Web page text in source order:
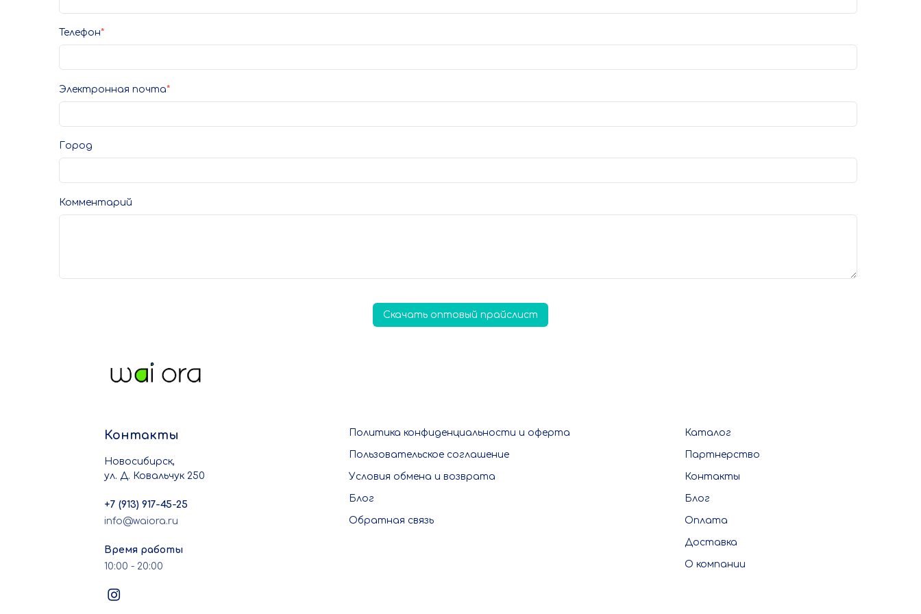
Телефон
Электронная почта
Город
Комментарий
Скачать оптовый прайслист
Политика конфиденциальности и оферта
Пользовательское соглашение
Условия обмена и возврата
Блог
Обратная связь
Каталог
Партнерство
Контакты
Блог
Оплата
Доставка
О компании
Контакты
Новосибирск,
ул. Д. Ковальчук 250
+7 (913) 917-45-25
info@waiora.ru
Время работы
10:00 - 20:00